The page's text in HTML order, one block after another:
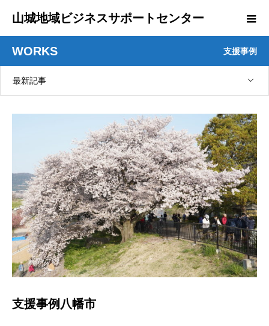
山城地域ビジネスサポートセンター
WORKS 支援事例
最新記事
支援事例八幡市